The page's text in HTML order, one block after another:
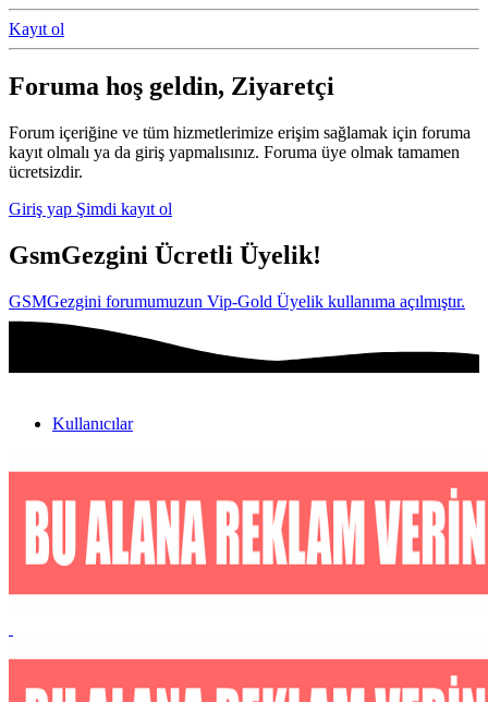
Kayıt ol
Foruma hoş geldin, Ziyaretçi
Forum içeriğine ve tüm hizmetlerimize erişim sağlamak için foruma
kayıt olmalı ya da giriş yapmalısınız. Foruma üye olmak tamamen
ücretsizdir.
Giriş yap Şimdi kayıt ol
GsmGezgini Ücretli Üyelik!
GSMGezgini forumumuzun Vip-Gold Üyelik kullanıma açılmıştır.
Kullanıcılar